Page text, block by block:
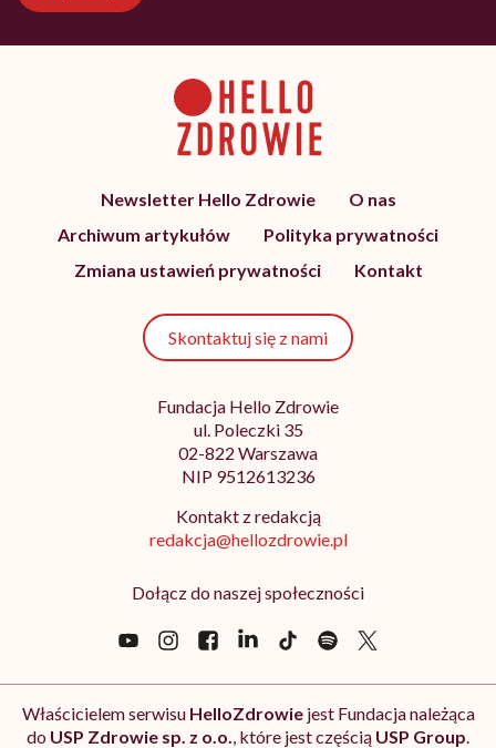
Newsletter Hello Zdrowie
O nas
Archiwum artykułów
Polityka prywatności
Zmiana ustawień prywatności
Kontakt
Skontaktuj się z nami
Fundacja Hello Zdrowie
ul. Poleczki 35
02-822 Warszawa
NIP 9512613236
Kontakt z redakcją
redakcja@hellozdrowie.pl
Dołącz do naszej społeczności
Właścicielem serwisu HelloZdrowiejest Fundacja należąca
do USP Zdrowie sp. z o.o., które jest częścią USP Group.